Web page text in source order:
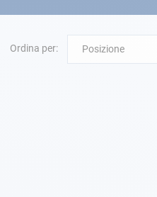
Ordina per: Posizione